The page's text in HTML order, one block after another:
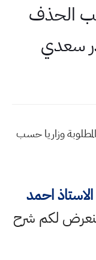
الحذف
وزاريا حسب
الاستاذ احمد
لكم شرح